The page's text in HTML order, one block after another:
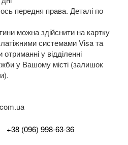
передня права. Деталі по
можна здійснити на картку
системами Visa та
у відділенні
у Вашому місті (залишок
+38 (096) 998-63-36